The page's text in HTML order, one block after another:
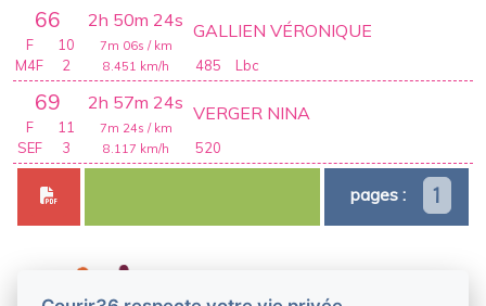
66 2h 50m 24s
485
GALLIEN VÉRONIQUE
7m 06s / km
8.451 km/h
F
10
M4F
2 Lbc
69 2h 57m 24s
520
VERGER NINA
7m 24s / km
8.117 km/h
F
11
SEF
3
pages : 1